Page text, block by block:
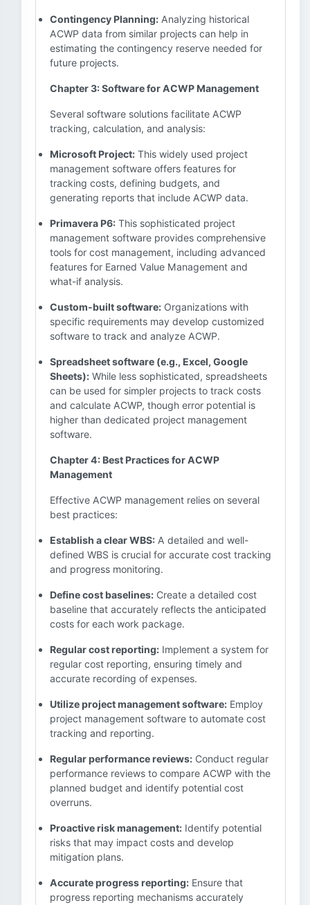
Contingency Planning: Analyzing historical
ACWP data from similar projects can help in
estimating the contingency reserve needed for
future projects.
Chapter 3: Software for ACWP Management
Several software solutions facilitate ACWP
tracking, calculation, and analysis:
Microsoft Project: This widely used project
management software offers features for
tracking costs, defining budgets, and
generating reports that include ACWP data.
Primavera P6: This sophisticated project
management software provides comprehensive
tools for cost management, including advanced
features for Earned Value Management and
what-if analysis.
Custom-built software: Organizations with
specific requirements may develop customized
software to track and analyze ACWP.
Spreadsheet software (e.g., Excel, Google
Sheets): While less sophisticated, spreadsheets
can be used for simpler projects to track costs
and calculate ACWP, though error potential is
higher than dedicated project management
software.
Chapter 4: Best Practices for ACWP
Management
Effective ACWP management relies on several
best practices:
Establish a clear WBS: A detailed and well-
defined WBS is crucial for accurate cost tracking
and progress monitoring.
Define cost baselines: Create a detailed cost
baseline that accurately reflects the anticipated
costs for each work package.
Regular cost reporting: Implement a system for
regular cost reporting, ensuring timely and
accurate recording of expenses.
Utilize project management software: Employ
project management software to automate cost
tracking and reporting.
Regular performance reviews: Conduct regular
performance reviews to compare ACWP with the
planned budget and identify potential cost
overruns.
Proactive risk management: Identify potential
risks that may impact costs and develop
mitigation plans.
Accurate progress reporting: Ensure that
progress reporting mechanisms accurately